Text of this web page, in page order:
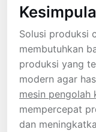
Solusi produksi
membutuhkan
produksi yang
modern agar
mesin pengolah
mempercepat
dan